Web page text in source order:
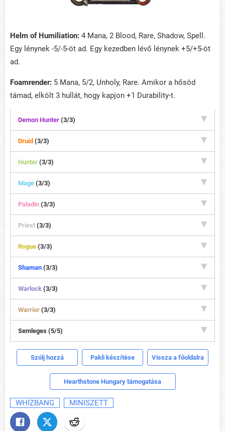
Helm of Humiliation: 4 Mana, 2 Blood, Rare, Shadow, Spell.
Egy lénynek -5/-5-öt ad. Egy kezedben lévő lénynek +5/+5-öt
ad.
Foamrender: 5 Mana, 5/2, Unholy, Rare. Amikor a hősöd
támad, elkölt 3 hullát, hogy kapjon +1 Durability-t.
Demon Hunter (3/3)
Druid (3/3)
Hunter (3/3)
Mage (3/3)
Paladin (3/3)
Priest (3/3)
Rogue (3/3)
Shaman (3/3)
Warlock (3/3)
Warrior (3/3)
Semleges (5/5)
Szólj hozzá Pakli készítése Vissza a főoldalra
Hearthstone Hungary támogatása
WHIZBANG MINISZETT